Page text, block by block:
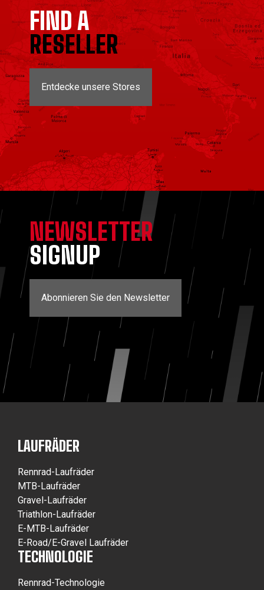
FIND A
RESELLER
Entdecke unsere Stores
NEWSLETTER
SIGNUP
Abonnieren Sie den Newsletter
LAUFRÄDER
Rennrad-Laufräder
MTB-Laufräder
Gravel-Laufräder
Triathlon-Laufräder
E-MTB-Laufräder
E-Road/E-Gravel Laufräder
TECHNOLOGIE
Rennrad-Technologie